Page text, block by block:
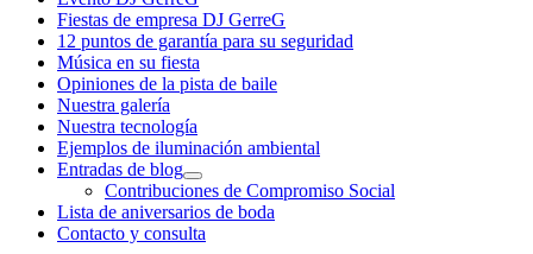
Fiestas de empresa DJ GerreG
12 puntos de garantía para su seguridad
Música en su fiesta
Opiniones de la pista de baile
Nuestra galería
Nuestra tecnología
Ejemplos de iluminación ambiental
Entradas de blog
Contribuciones de Compromiso Social
Lista de aniversarios de boda
Contacto y consulta